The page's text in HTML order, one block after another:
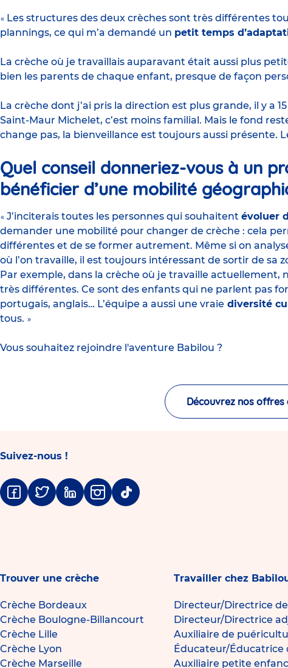
« Les structures des deux crèches sont très différentes
plannings, ce qui m’a demandé un petit temps
La crèche où je travaillais auparavant était aussi plus
bien les parents de chaque enfant, presque de façon
La crèche dont j’ai pris la direction est plus grande, il y a
Saint-Maur Michelet, c’est moins familial. Mais le fond
change pas, la bienveillance est toujours aussi présente.
Quel conseil donneriez-vous à un
bénéficier d’une mobilité
« J’inciterais toutes les personnes qui souhaitent évoluer
demander une mobilité pour changer de crèche : cela
différentes et de se former autrement. Même si on
où l’on travaille, il est toujours intéressant de sortir de sa
Par exemple, dans la crèche où je travaille actuellement,
très différentes. Ce sont des enfants qui ne parlent pas
portugais, anglais… L’équipe a aussi une vraie diversité
tous. »
Vous souhaitez rejoindre l'aventure Babilou ?
Découvrez nos offres
Suivez-nous !
Facebook
TwitterLinkedinInstagram
Tiktok
Trouver une crèche
Crèche Bordeaux
Crèche Boulogne-Billancourt
Crèche Lille
Crèche Lyon
Crèche Marseille
Travailler chez
Directeur/Directrice
Directeur/Directrice
Auxiliaire de
Éducateur/Éducatrice
Auxiliaire petite